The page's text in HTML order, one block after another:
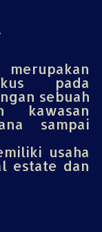
pada
sebuah
kawasan
sampai
usaha
estate dan